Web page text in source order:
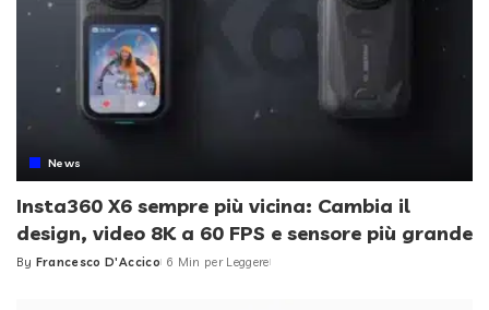
News
Insta360 X6 sempre più vicina: Cambia il
design, video 8K a 60 FPS e sensore più grande
Posted
By Francesco D'Accico 6 Min per Leggere